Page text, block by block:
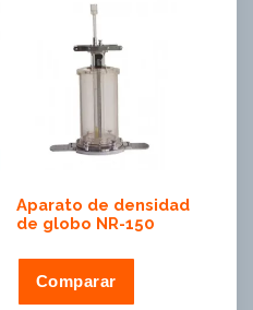
Aparato de densidad
de globo NR-150
Comparar